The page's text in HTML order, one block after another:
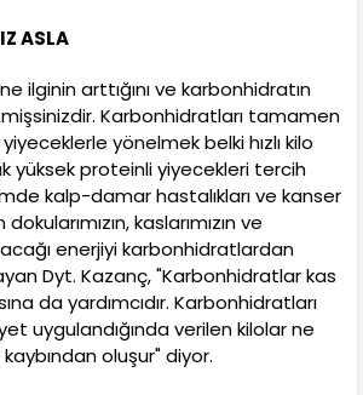
ASLA
ilginin arttığını ve karbonhidratın
Karbonhidratları tamamen
yönelmek belki hızlı kilo
yüksek proteinli yiyecekleri tercih
kalp-damar hastalıkları ve kanser
kaslarımızın ve
enerjiyi karbonhidratlardan
Dyt. Kazanç, "Karbonhidratlar kas
da yardımcıdır. Karbonhidratları
uygulandığında verilen kilolar ne
kaybından oluşur" diyor.